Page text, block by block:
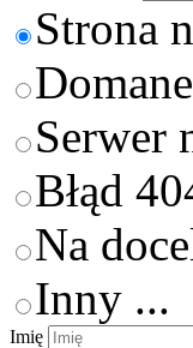
Strona
Serwer
Błąd
Na
Inny ...
Imię